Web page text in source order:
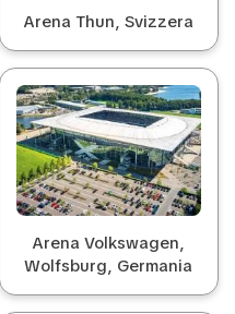
Arena Thun, Svizzera
Arena Volkswagen,
Wolfsburg, Germania